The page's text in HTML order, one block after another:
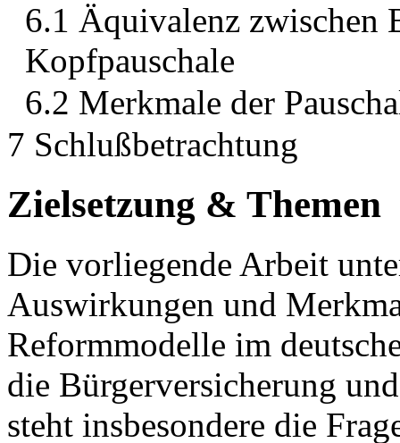
6.1 Äquivalenz zwischen
Kopfpauschale
6.2 Merkmale der
7 Schlußbetrachtung
Zielsetzung & Themen
Die vorliegende Arbeit
Auswirkungen und
Reformmodelle im
die Bürgerversicherung
steht insbesondere die